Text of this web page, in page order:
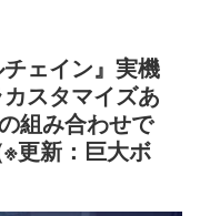
ェイン』実機
スタマイズあ
組み合わせで
更新：巨大ボ